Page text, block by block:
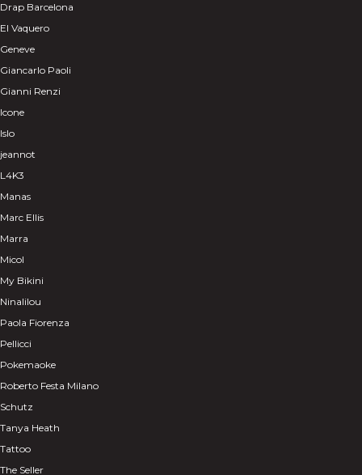
Drap Barcelona
El Vaquero
Geneve
Giancarlo Paoli
Gianni Renzi
Icone
Islo
jeannot
L4K3
Manas
Marc Ellis
Marra
Micol
My Bikini
Ninalilou
Paola Fiorenza
Pellicci
Pokemaoke
Roberto Festa Milano
Schutz
Tanya Heath
Tattoo
The Seller